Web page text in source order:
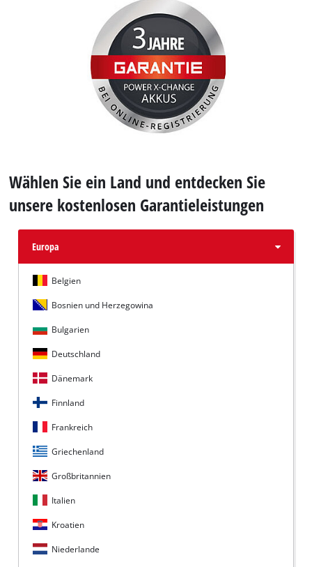
Wählen Sie ein Land und entdecken Sie
unsere kostenlosen Garantieleistungen
Europa
Belgien
Bosnien und Herzegowina
Bulgarien
Deutschland
Dänemark
Finnland
Frankreich
Griechenland
Großbritannien
Italien
Kroatien
Niederlande